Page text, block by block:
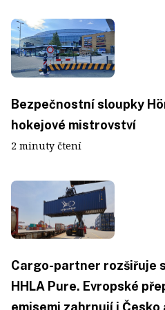
Bezpečnostní sloupky
hokejové mistrovství
2 minuty čtení
Cargo-partner rozšiřuje
HHLA Pure. Evropské
emisemi zahrnují i Česko